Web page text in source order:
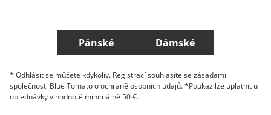
Všechny země
Pánské Dámské
* Odhlásit se můžete kdykoliv. Registrací souhlasíte se zásadami
společnosti Blue Tomato o ochraně osobních údajů. *Poukaz lze uplatnit u
objednávky v hodnotě minimálně 50 €.